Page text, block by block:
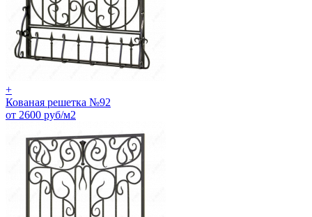
+
Кованая решетка №92
от 2600 руб/м2